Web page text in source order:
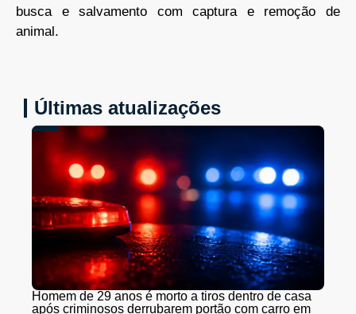
busca e salvamento com captura e remoção de
animal.
Últimas atualizações
Homem de 29 anos é morto a tiros dentro de casa
após criminosos derrubarem portão com carro em